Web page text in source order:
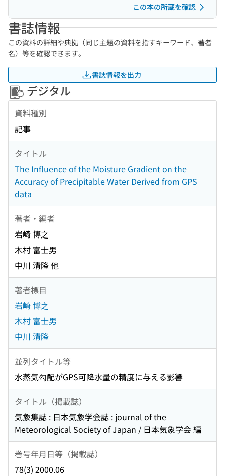
この本の所蔵を確認
書誌情報
この資料の詳細や典拠（同じ主題の資料を指すキーワード、著者
名）等を確認できます。
書誌情報を出力
デジタル
資料種別
記事
タイトル
The Influence of the Moisture Gradient on the
Accuracy of Precipitable Water Derived from GPS
data
著者・編者
岩崎 博之
木村 富士男
中川 清隆 他
著者標目
岩崎 博之
木村 富士男
中川 清隆
並列タイトル等
水蒸気勾配がGPS可降水量の精度に与える影響
タイトル（掲載誌）
気象集誌 : 日本気象学会誌 : journal of the
Meteorological Society of Japan / 日本気象学会 編
巻号年月日等（掲載誌）
78(3) 2000.06